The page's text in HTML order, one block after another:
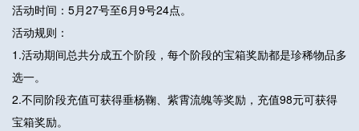
活动时间：5月27号至6月9号24点。
活动规则：
1.活动期间总共分成五个阶段，每个阶段的宝箱奖励都是珍稀物品多
选一。
2.不同阶段充值可获得垂杨鞠、紫霄流魄等奖励，充值98元可获得
宝箱奖励。